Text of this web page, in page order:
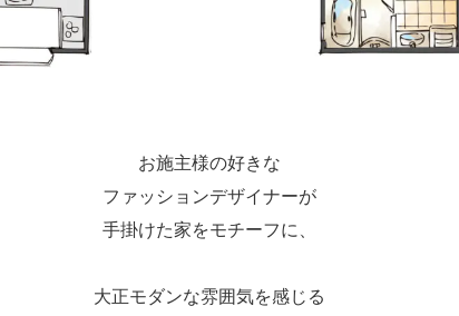
お施主様の好きな
ファッションデザイナーが
手掛けた家をモチーフに、
大正モダンな雰囲気を感じる